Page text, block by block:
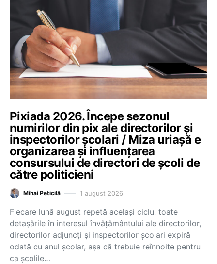
Pixiada 2026. Începe sezonul
numirilor din pix ale directorilor și
inspectorilor școlari / Miza uriașă e
organizarea și influențarea
consursului de directori de școli de
către politicieni
Mihai Peticilă 1 august 2026
Fiecare lună august repetă același ciclu: toate
detașările în interesul învățământului ale directorilor,
directorilor adjuncți și inspectorilor școlari expiră
odată cu anul școlar, așa că trebuie reînnoite pentru
ca școlile…